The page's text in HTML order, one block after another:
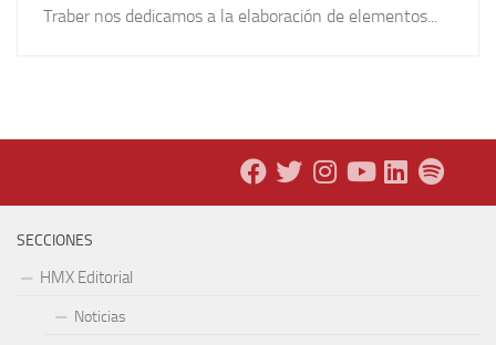
Traber nos dedicamos a la elaboración de elementos...
SECCIONES
HMX Editorial
Noticias